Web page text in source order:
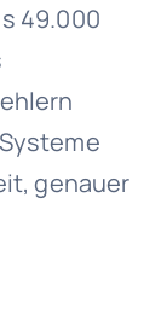
49.000
genauer